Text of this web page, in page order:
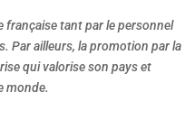
française tant par le personnel
Par ailleurs, la promotion par la
qui valorise son pays et
monde.